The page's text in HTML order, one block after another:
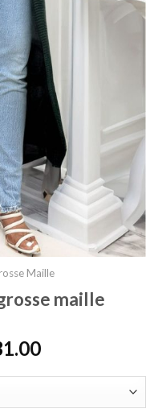
Maille
maille